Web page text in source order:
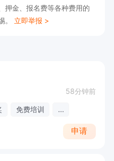
押金、报名费等各种费用的
。 立即举报 >
58分钟前
免费培训 ...
申请